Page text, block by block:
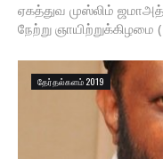
ஏகத்துவ முஸ்லிம்
நேற்று
தேர்தல்களம் 2019